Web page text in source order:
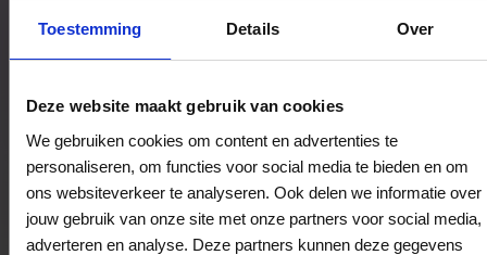
Toestemming Details Over
Deze website maakt gebruik van cookies
We gebruiken cookies om content en advertenties te
personaliseren, om functies voor social media te bieden en om
ons websiteverkeer te analyseren. Ook delen we informatie over
jouw gebruik van onze site met onze partners voor social media,
adverteren en analyse. Deze partners kunnen deze gegevens
Bestedingslocaties
Visser Juwelier
De Wissel 2
8232DP Lelystad